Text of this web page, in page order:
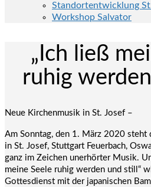
Standortentwicklung
Workshop Salvator
„Ich ließ
ruhig
Neue Kirchenmusik in St. Josef –
Am Sonntag, den 1. März 2020
in St. Josef, Stuttgart Feuerbach,
ganz im Zeichen unerhörter Musik.
meine Seele ruhig werden und still“
Gottesdienst mit der japanischen